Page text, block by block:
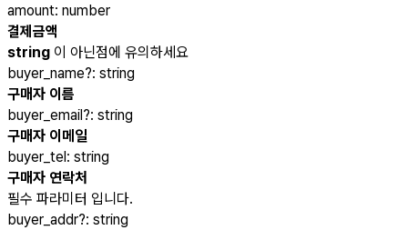
amount: number
결제금액
string 이 아닌점에 유의하세요
buyer_name?: string
구매자 이름
buyer_email?: string
구매자 이메일
buyer_tel: string
구매자 연락처
필수 파라미터 입니다.
buyer_addr?: string